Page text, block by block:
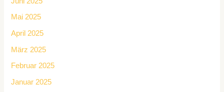
Mai 2025
April 2025
März 2025
Februar 2025
Januar 2025